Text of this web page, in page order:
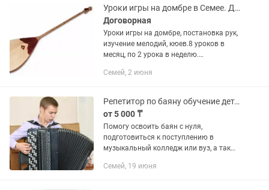
Уроки игры на домбре в Семее. Домбыра сабағы Семей.
Договорная
Уроки игры на домбре, постановка рук,
изучение мелодий, кюев.8 уроков в
месяц, по 2 урока в неделю.
удобное для вас время и дни. Домбыра
Семей, 2 июня
Репетитор по баяну обучение детей и взрослых
от 5 000 ₸
Помогу освоить баян с нуля,
подготовиться к поступлению в
музыкальный колледж или вуз, а также
мастерства. Для детей: ✔ Обучение
Семей, 19 июня